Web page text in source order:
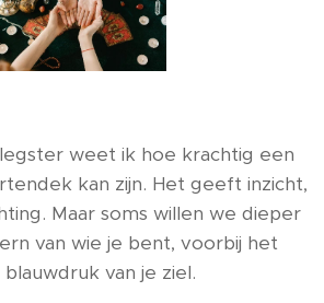
weet ik hoe krachtig een
kan zijn. Het geeft inzicht,
Maar soms willen we dieper
van wie je bent, voorbij het
van je ziel.